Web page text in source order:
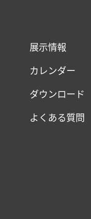
展示情報
カレンダー
ダウンロード
よくある質問